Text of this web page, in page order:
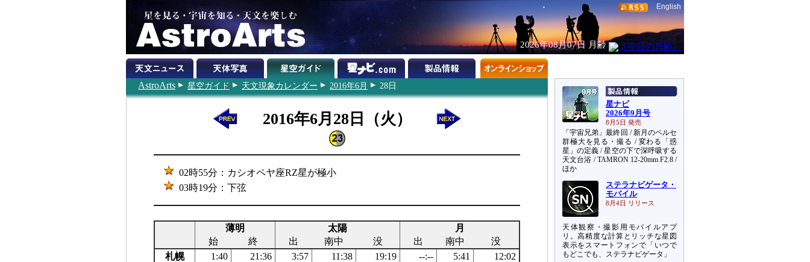
English
2026年08月07日 月齢
AstroArts 星空ガイド 天文現象カレンダー 2016年6月 28日
2016年6月28日（火）
02時55分：カシオペヤ座RZ星が極小
03時19分：下弦
薄明 太陽
月
始
終 出 南中 没 出 南中
没
札幌
1:40 21:36 3:57 11:38 19:19 --:-- 5:41
12:02
星ナビ
2026年9月号
8月5日 発売
「宇宙兄弟」最終回 / 新月のペルセ
群極大を見る・撮る / 変わる「惑
星」の定義 / 星空の下で深呼吸する
天文台浴 / TAMRON 12-20mm F2.8 /
ほか
ステラナビゲータ・
モバイル
8月4日 リリース
天体観察・撮影用モバイルアプ
リ。高精度な計算とリッチな星図
表示をスマートフォンで「いつで
もどこでも、ステラナビゲータ」